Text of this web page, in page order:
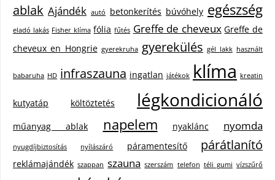
ablak Ajándék autó betonkerítés búvóhely egészség
eladó lakás Fisher klíma fólia fűtés Greffe de cheveux Greffe de
cheveux en Hongrie gyerekruha gyerekülés gél lakk használt
babaruha HD infraszauna ingatlan játékok klíma kreatin
kutyatáp költöztetés légkondicionáló
műanyag ablak napelem nyaklánc nyomda
nyugdíjbiztosítás nyílászáró páramentesítő párátlanító
reklámajándék szappan szauna szerszám telefon téli gumi vízszűrő